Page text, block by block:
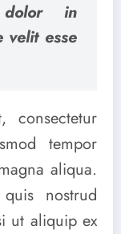
in
velit esse
consectetur
tempor
aliqua.
nostrud
ut aliquip ex